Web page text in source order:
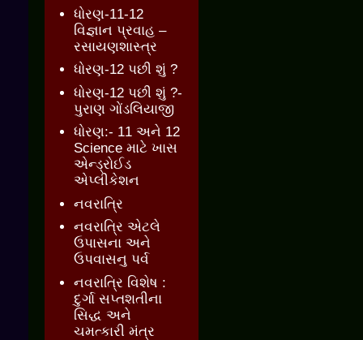
ધોરણ-11-12
વિજ્ઞાન પ્રવાહ –
રસાયણશાસ્ત્ર
ધોરણ-12 પછી શું ?
ધોરણ-12 પછી શું ?-
પુરાણ ગોંડલિયાજી
ધોરણ:- 11 અને 12
Science માટે ખાસ
એન્ડ્રોઈડ
એપ્લીકેશન
નવરાત્રિ
નવરાત્રિ એટલે
ઉપાસના અને
ઉપવાસનુ પર્વ
નવરાત્રિ વિશેષ :
દુર્ગા સપ્તશતીના
સિદ્ધ અને
ચમત્કારી મંત્ર